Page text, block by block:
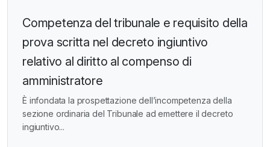
Competenza del tribunale e requisito della
prova scritta nel decreto ingiuntivo
relativo al diritto al compenso di
amministratore
È infondata la prospettazione dell’incompetenza della
sezione ordinaria del Tribunale ad emettere il decreto
ingiuntivo...